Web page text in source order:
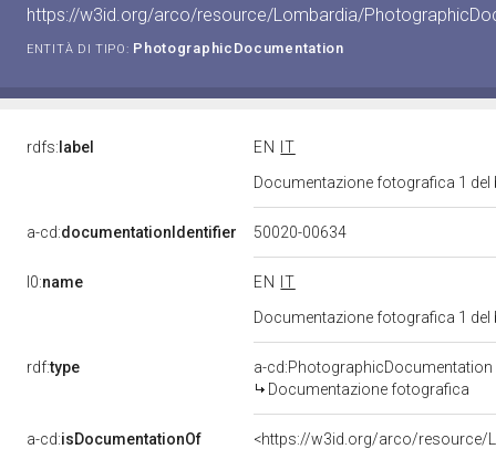
https://w3id.org/arco/resource/Lombardia/
ENTITÀ DI TIPO: PhotographicDocumentation
rdfs: label EN
IT
Documentazione fotografica 1 del
a-cd:documentationIdentifier 50020-00634
l0:name EN
IT
Documentazione fotografica 1 del
rdf:type
a-cd:PhotographicDocumentation
Documentazione fotografica
a-cd:isDocumentationOf
<https://w3id.org/arco/resource/